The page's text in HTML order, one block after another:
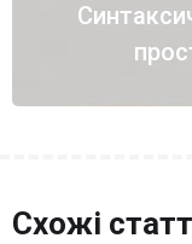
Схожі